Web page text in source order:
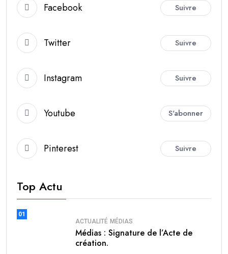
Facebook Suivre
Twitter Suivre
Instagram Suivre
Youtube S'abonner
Pinterest Suivre
Top Actu
01
ACTUALITÉ MÉDIAS
Médias : Signature de l’Acte de
création.